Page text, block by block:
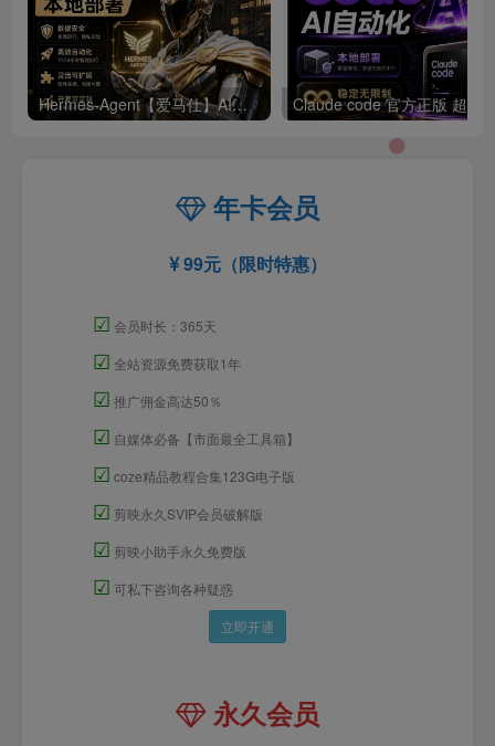
Hermes-Agent【爱马仕】AI自动化部署【会员免费领取安装包】
年卡会员
99元（限时特惠）
☑ 会员时长：365天
☑ 全站资源免费获取1年
☑ 推广佣金高达50％
☑ 自媒体必备【市面最全工具箱】
☑ coze精品教程合集123G电子版
☑ 剪映永久SVIP会员破解版
☑ 剪映小助手永久免费版
☑ 可私下咨询各种疑惑
立即开通
永久会员